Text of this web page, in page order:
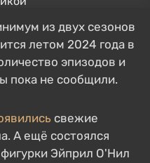
из двух сезонов
летом 2024 года в
эпизодов и
пока не сообщили.
свежие
А ещё состоялся
Эйприл О'Нил